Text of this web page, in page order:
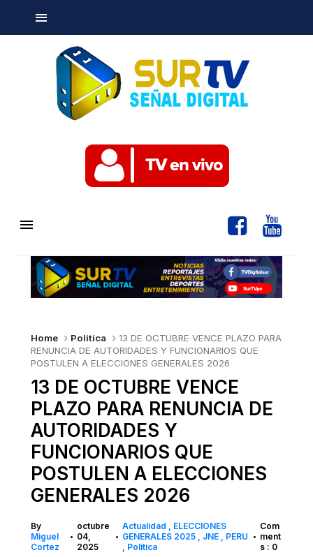
Home Politica
13 DE OCTUBRE VENCE PLAZO PARA
RENUNCIA DE AUTORIDADES Y FUNCIONARIOS QUE
POSTULEN A ELECCIONES GENERALES 2026
13 DE OCTUBRE VENCE
PLAZO PARA RENUNCIA DE
AUTORIDADES Y
FUNCIONARIOS QUE
POSTULEN A ELECCIONES
GENERALES 2026
By
Miguel
Cortez
•
octubre
04,
2025
•
Actualidad
ELECCIONES
GENERALES 2025
JNE
PERU
Politica
•
Com
ment
s : 0